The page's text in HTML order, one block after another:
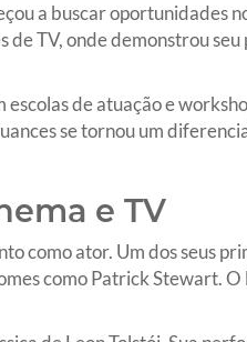
a buscar oportunidades
TV, onde demonstrou seu
escolas de atuação e
se tornou um
e TV
como ator. Um dos seus
como Patrick Stewart.